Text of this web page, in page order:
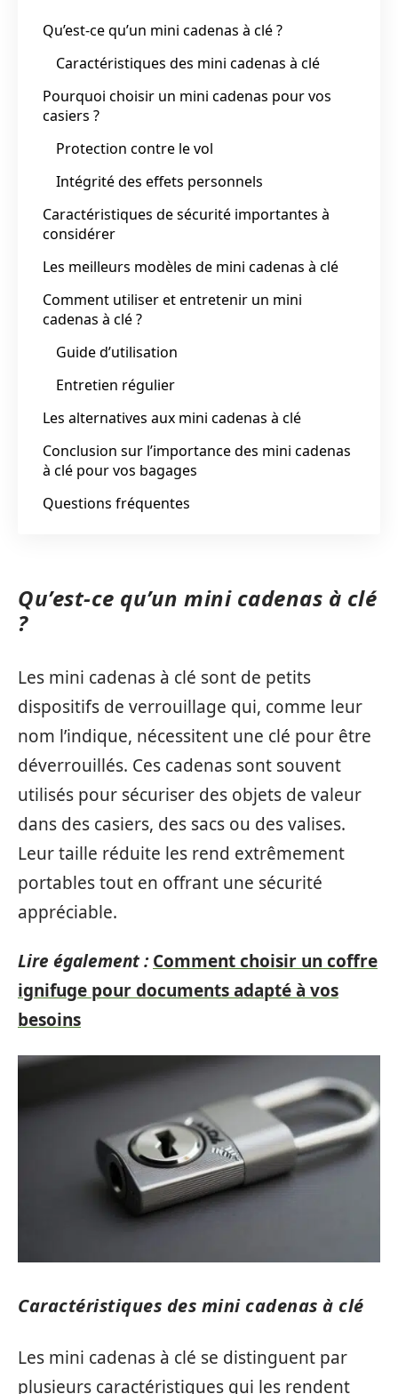
Qu’est-ce qu’un mini cadenas à clé ?
Caractéristiques des mini cadenas à clé
Pourquoi choisir un mini cadenas pour vos
casiers ?
Protection contre le vol
Intégrité des effets personnels
Caractéristiques de sécurité importantes à
considérer
Les meilleurs modèles de mini cadenas à clé
Comment utiliser et entretenir un mini
cadenas à clé ?
Guide d’utilisation
Entretien régulier
Les alternatives aux mini cadenas à clé
Conclusion sur l’importance des mini cadenas
à clé pour vos bagages
Questions fréquentes
Qu’est-ce qu’un mini cadenas à clé
?
Les mini cadenas à clé sont de petits
dispositifs de verrouillage qui, comme leur
nom l’indique, nécessitent une clé pour être
déverrouillés. Ces cadenas sont souvent
utilisés pour sécuriser des objets de valeur
dans des casiers, des sacs ou des valises.
Leur taille réduite les rend extrêmement
portables tout en offrant une sécurité
appréciable.
Lire également : Comment choisir un coffre
ignifuge pour documents adapté à vos
besoins
Caractéristiques des mini cadenas à clé
Les mini cadenas à clé se distinguent par
plusieurs caractéristiques qui les rendent